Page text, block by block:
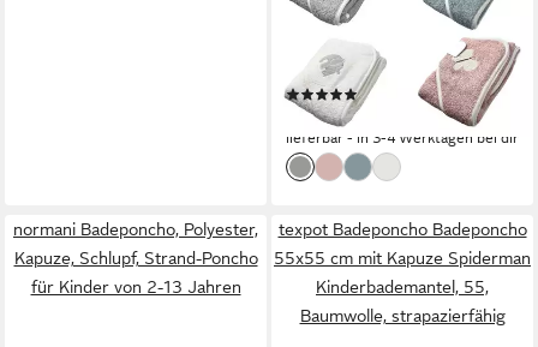
Kapuzenbadetuch » Badetuch
75 x 75 cm, Baumwolle
(Einzeln, 1-St), » Kleinkind
Bade Handtuch mit Kapuze »
100% reine Baumwolle
(2)
16,13 €
lieferbar - in 3-4 Werktagen bei dir
normani Badeponcho, Polyester,
Kapuze, Schlupf, Strand-Poncho
für Kinder von 2-13 Jahren
texpot Badeponcho Badeponcho
55x55 cm mit Kapuze Spiderman
Kinderbademantel, 55,
Baumwolle, strapazierfähig